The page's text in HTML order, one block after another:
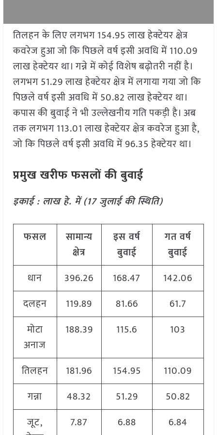
तिलहन के लिए लगभग 154.95 लाख हेक्टेयर क्षेत्र
कवरेज हुआ जो कि पिछले वर्ष इसी अवधि में 110.09
लाख हेक्टेयर था। गन्ने में कोई विशेष बढ़ोतरी नहीं है।
लगभग 51.29 लाख हेक्टेयर क्षेत्र में लगाया गया जो कि
पिछले वर्ष इसी अवधि में 50.82 लाख हेक्टेयर था।
कपास की बुवाई ने भी उल्लेखनीय गति पकड़ी है। अब
तक लगभग 113.01 लाख हेक्टेयर क्षेत्र कवरेज हुआ है,
जो कि पिछले वर्ष इसी अवधि में 96.35 हेक्टेयर था।
प्रमुख खरीफ फसलों की बुवाई
इकाई : लाख हे. में (17 जुलाई की स्थिति)
फसल
सामान्य
क्षेत्र
इस वर्ष
बुवाई
गत वर्ष
बुवाई
धान
396.26 168.47
142.06
दलहन
119.89 81.66
61.7
मोटा
अनाज
188.39 115.6 103
तिलहन 181.96 154.95
110.09
गन्ना
48.32 51.29
50.82
जूट,
7.87 6.88 6.84